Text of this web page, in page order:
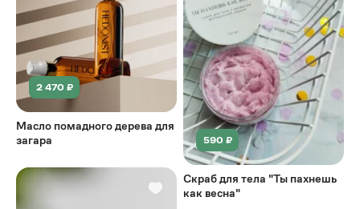
2 470 ₽
Масло помадного дерева для
загара
590 ₽
Скраб для тела "Ты пахнешь
как весна"